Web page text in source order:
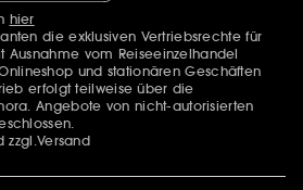
hier
die exklusiven Vertriebsrechte für
Ausnahme vom Reiseeinzelhandel
und stationären Geschäften
erfolgt teilweise über die
Angebote von nicht-autorisierten
zzgl.Versand